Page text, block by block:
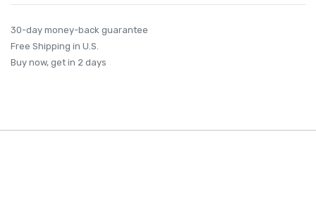
30-day money-back guarantee
Free Shipping in U.S.
Buy now, get in 2 days